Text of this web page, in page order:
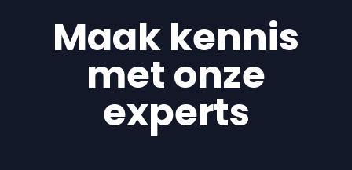
Maak kennis
met onze
experts